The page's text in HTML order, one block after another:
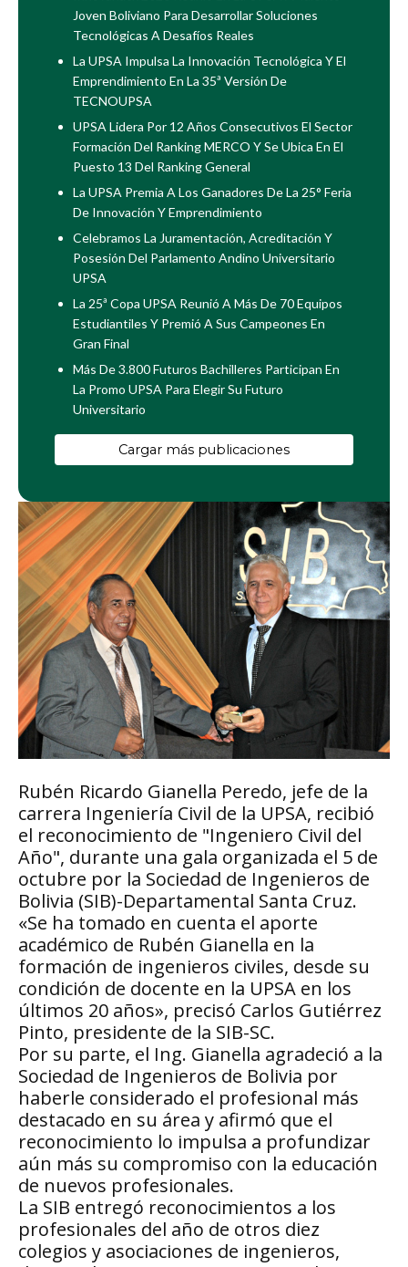
Rubén Ricardo Gianella Peredo, jefe de la
carrera Ingeniería Civil de la UPSA, recibió
el reconocimiento de "Ingeniero Civil del
Año", durante una gala organizada el 5 de
octubre por la Sociedad de Ingenieros de
Bolivia (SIB)-Departamental Santa Cruz.
«Se ha tomado en cuenta el aporte
académico de Rubén Gianella en la
formación de ingenieros civiles, desde su
condición de docente en la UPSA en los
últimos 20 años», precisó Carlos Gutiérrez
Pinto, presidente de la SIB-SC.
Por su parte, el Ing. Gianella agradeció a la
Sociedad de Ingenieros de Bolivia por
haberle considerado el profesional más
destacado en su área y afirmó que el
reconocimiento lo impulsa a profundizar
aún más su compromiso con la educación
de nuevos profesionales.
La SIB entregó reconocimientos a los
profesionales del año de otros diez
colegios y asociaciones de ingenieros,
Joven Boliviano Para Desarrollar Soluciones
Tecnológicas A Desafíos Reales
La UPSA Impulsa La Innovación Tecnológica Y El
Emprendimiento En La 35ª Versión De
TECNOUPSA
UPSA Lidera Por 12 Años Consecutivos El Sector
Formación Del Ranking MERCO Y Se Ubica En El
Puesto 13 Del Ranking General
La UPSA Premia A Los Ganadores De La 25° Feria
De Innovación Y Emprendimiento
Celebramos La Juramentación, Acreditación Y
Posesión Del Parlamento Andino Universitario
UPSA
La 25ª Copa UPSA Reunió A Más De 70 Equipos
Estudiantiles Y Premió A Sus Campeones En
Gran Final
Más De 3.800 Futuros Bachilleres Participan En
La Promo UPSA Para Elegir Su Futuro
Universitario
Cargar más publicaciones